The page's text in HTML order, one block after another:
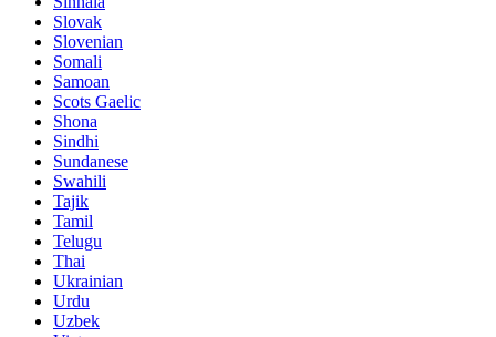
Slovak
Slovenian
Somali
Samoan
Scots Gaelic
Shona
Sindhi
Sundanese
Swahili
Tajik
Tamil
Telugu
Thai
Ukrainian
Urdu
Uzbek